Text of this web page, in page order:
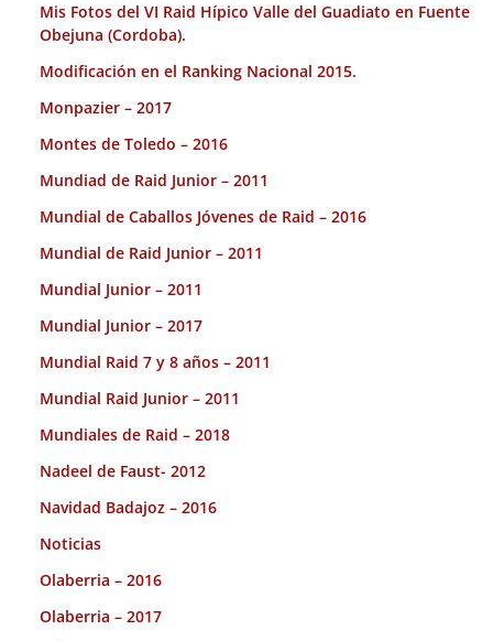
Mis Fotos del VI Raid Hípico Valle del Guadiato en Fuente
Obejuna (Cordoba).
Modificación en el Ranking Nacional 2015.
Monpazier – 2017
Montes de Toledo – 2016
Mundiad de Raid Junior – 2011
Mundial de Caballos Jóvenes de Raid – 2016
Mundial de Raid Junior – 2011
Mundial Junior – 2011
Mundial Junior – 2017
Mundial Raid 7 y 8 años – 2011
Mundial Raid Junior – 2011
Mundiales de Raid – 2018
Nadeel de Faust- 2012
Navidad Badajoz – 2016
Noticias
Olaberria – 2016
Olaberria – 2017